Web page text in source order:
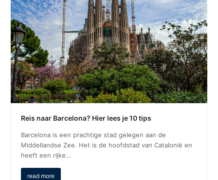
Reis naar Barcelona? Hier lees je 10 tips
Barcelona is een prachtige stad gelegen aan de
Middellandse Zee. Het is de hoofdstad van Catalonië en
heeft een rijke…
read more